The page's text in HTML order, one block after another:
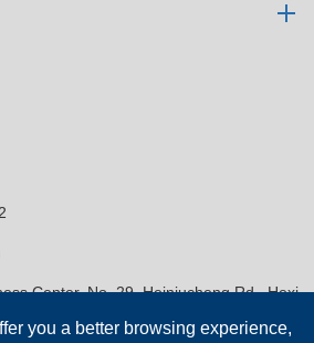
Center, No. 29, Heiniucheng Rd., Hexi
you a better browsing experience,